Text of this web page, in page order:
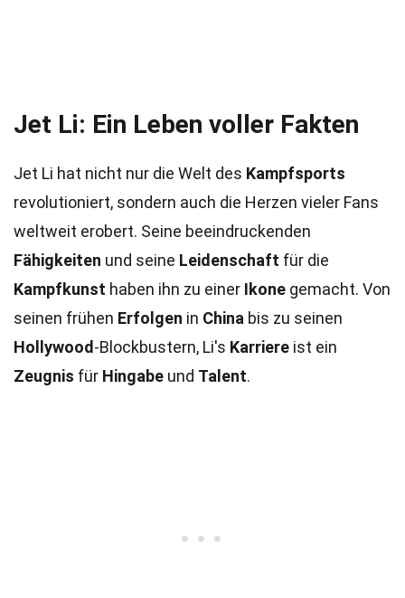
Jet Li: Ein Leben voller Fakten
Jet Li hat nicht nur die Welt des Kampfsports
revolutioniert, sondern auch die Herzen vieler Fans
weltweit erobert. Seine beeindruckenden
Fähigkeiten und seine Leidenschaft für die
Kampfkunst haben ihn zu einer Ikone gemacht. Von
seinen frühen Erfolgen in China bis zu seinen
Hollywood -Blockbustern, Li's Karriere ist ein
Zeugnis für Hingabe und Talent.